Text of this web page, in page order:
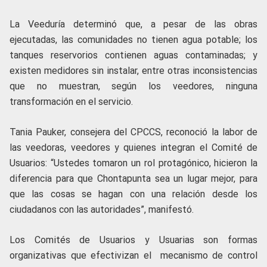
La Veeduría determinó que, a pesar de las obras
ejecutadas, las comunidades no tienen agua potable; los
tanques reservorios contienen aguas contaminadas; y
existen medidores sin instalar, entre otras inconsistencias
que no muestran, según los veedores, ninguna
transformación en el servicio.
Tania Pauker, consejera del CPCCS, reconoció la labor de
las veedoras, veedores y quienes integran el Comité de
Usuarios: “Ustedes tomaron un rol protagónico, hicieron la
diferencia para que Chontapunta sea un lugar mejor, para
que las cosas se hagan con una relación desde los
ciudadanos con las autoridades”, manifestó.
Los Comités de Usuarios y Usuarias son formas
organizativas que efectivizan el mecanismo de control